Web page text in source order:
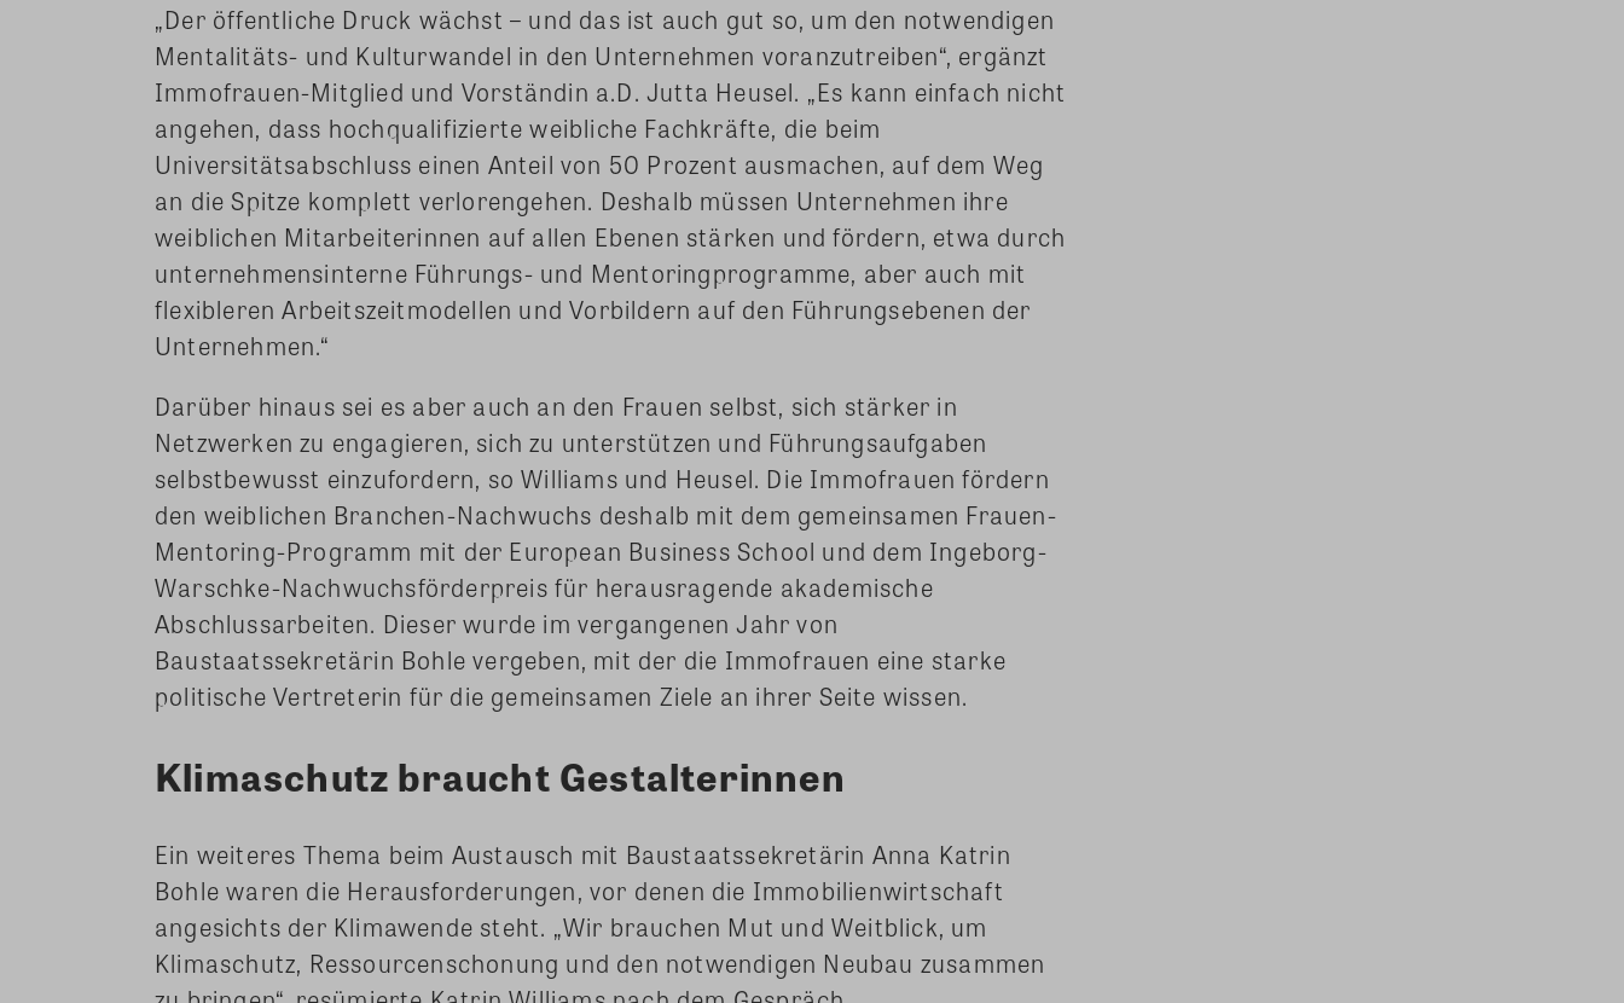
„Der öffentliche Druck wächst – und das ist auch gut so, um den notwendigen
Mentalitäts- und Kulturwandel in den Unternehmen voranzutreiben“, ergänzt
Immofrauen-Mitglied und Vorständin a.D. Jutta Heusel. „Es kann einfach nicht
angehen, dass hochqualifizierte weibliche Fachkräfte, die beim
Universitätsabschluss einen Anteil von 50 Prozent ausmachen, auf dem Weg
an die Spitze komplett verlorengehen. Deshalb müssen Unternehmen ihre
weiblichen Mitarbeiterinnen auf allen Ebenen stärken und fördern, etwa durch
unternehmensinterne Führungs- und Mentoringprogramme, aber auch mit
flexibleren Arbeitszeitmodellen und Vorbildern auf den Führungsebenen der
Unternehmen.“
Darüber hinaus sei es aber auch an den Frauen selbst, sich stärker in
Netzwerken zu engagieren, sich zu unterstützen und Führungsaufgaben
selbstbewusst einzufordern, so Williams und Heusel. Die Immofrauen fördern
den weiblichen Branchen-Nachwuchs deshalb mit dem gemeinsamen Frauen-
Mentoring-Programm mit der European Business School und dem Ingeborg-
Warschke-Nachwuchsförderpreis für herausragende akademische
Abschlussarbeiten. Dieser wurde im vergangenen Jahr von
Baustaatssekretärin Bohle vergeben, mit der die Immofrauen eine starke
politische Vertreterin für die gemeinsamen Ziele an ihrer Seite wissen.
Klimaschutz braucht Gestalterinnen
Ein weiteres Thema beim Austausch mit Baustaatssekretärin Anna Katrin
Bohle waren die Herausforderungen, vor denen die Immobilienwirtschaft
angesichts der Klimawende steht. „Wir brauchen Mut und Weitblick, um
Klimaschutz, Ressourcenschonung und den notwendigen Neubau zusammen